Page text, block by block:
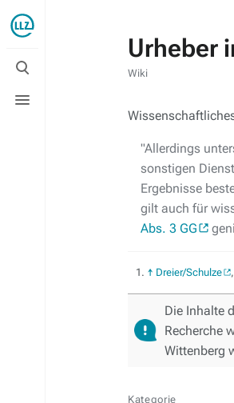
Suche
umschalten
umschalten
Urheber
Wiki
"Allerdings
sonstigen
Ergebnisse
gilt auch für
Abs. 3 GG
↑ Dreier/Schulze
Die Inhalte
Recherche
Wittenberg
Kategorie